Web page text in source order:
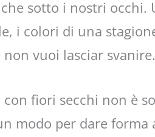
sotto i nostri occhi.
i colori di una
vuoi lasciar svanire.
fiori secchi non è
modo per dare forma